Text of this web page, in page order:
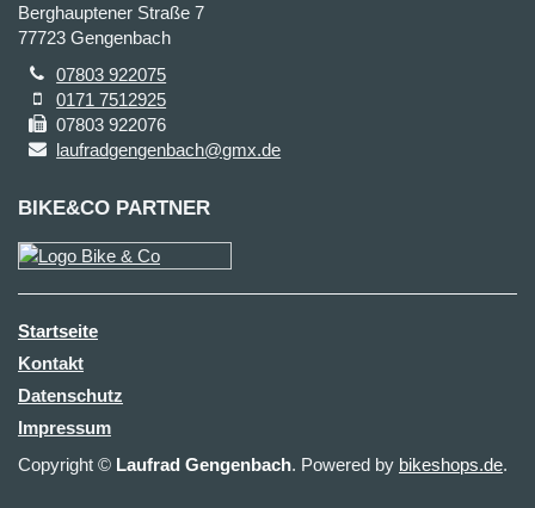
Berghauptener Straße 7
77723 Gengenbach
07803 922075
0171 7512925
07803 922076
laufradgengenbach@gmx.de
BIKE&CO PARTNER
Startseite
Kontakt
Datenschutz
Impressum
Copyright © Laufrad Gengenbach. Powered by bikeshops.de.